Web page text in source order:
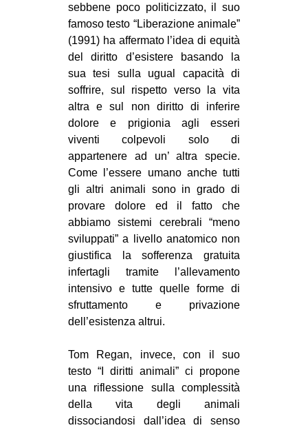
sebbene poco politicizzato, il suo
famoso testo “Liberazione animale”
(1991) ha affermato l’idea di equità
del diritto d’esistere basando la
sua tesi sulla ugual capacità di
soffrire, sul rispetto verso la vita
altra e sul non diritto di inferire
dolore e prigionia agli esseri
viventi colpevoli solo di
appartenere ad un’ altra specie.
Come l’essere umano anche tutti
gli altri animali sono in grado di
provare dolore ed il fatto che
abbiamo sistemi cerebrali “meno
sviluppati” a livello anatomico non
giustifica la sofferenza gratuita
infertagli tramite l’allevamento
intensivo e tutte quelle forme di
sfruttamento e privazione
dell’esistenza altrui.
Tom Regan, invece, con il suo
testo “I diritti animali” ci propone
una riflessione sulla complessità
della vita degli animali
dissociandosi dall’idea di senso